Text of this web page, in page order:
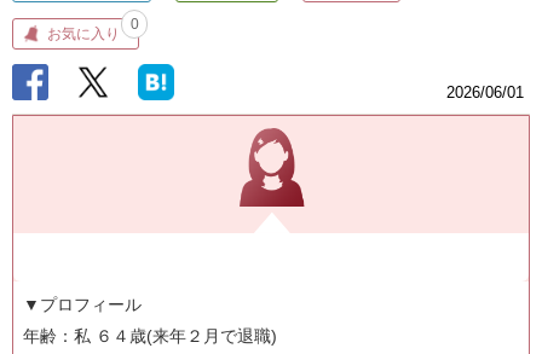
お気に入り
0
2026/06/01
▼プロフィール
年齢：私 ６４歳(来年２月で退職)